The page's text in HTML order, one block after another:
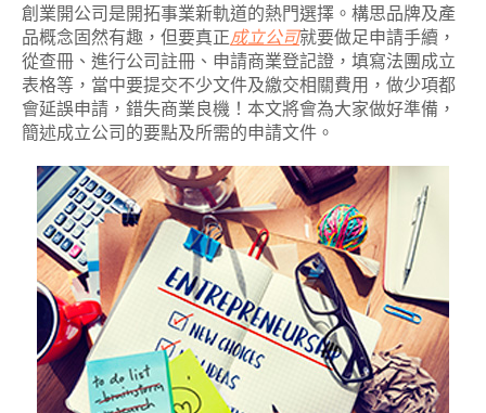
創業開公司是開拓事業新軌道的熱門選擇。構思品牌及產
品概念固然有趣，但要真正成立公司就要做足申請手續，
從查冊、進行公司註冊、申請商業登記證，填寫法團成立
表格等，當中要提交不少文件及繳交相關費用，做少項都
會延誤申請，錯失商業良機！本文將會為大家做好準備，
簡述成立公司的要點及所需的申請文件。